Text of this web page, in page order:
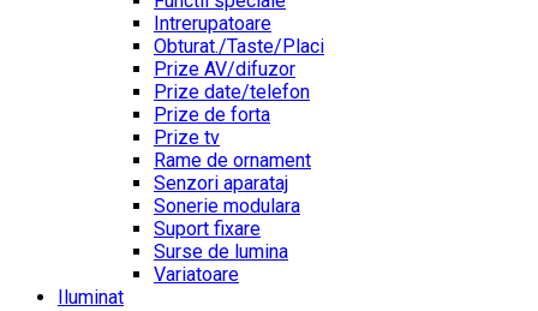
Intrerupatoare
Obturat./Taste/Placi
Prize AV/difuzor
Prize date/telefon
Prize de forta
Prize tv
Rame de ornament
Senzori aparataj
Sonerie modulara
Suport fixare
Surse de lumina
Variatoare
Iluminat